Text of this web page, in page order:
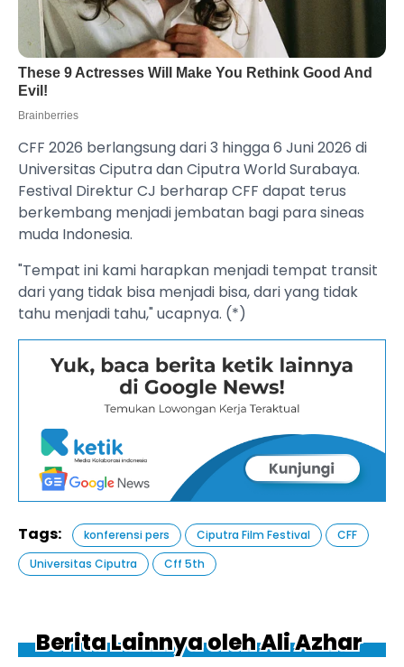
CFF 2026 berlangsung dari 3 hingga 6 Juni 2026 di
Universitas Ciputra dan Ciputra World Surabaya.
Festival Direktur CJ berharap CFF dapat terus
berkembang menjadi jembatan bagi para sineas
muda Indonesia.
"Tempat ini kami harapkan menjadi tempat transit
dari yang tidak bisa menjadi bisa, dari yang tidak
tahu menjadi tahu," ucapnya. (*)
Tags: konferensi pers Ciputra Film Festival
CFF
Universitas Ciputra
Cff 5th
Berita Lainnya oleh Ali Azhar